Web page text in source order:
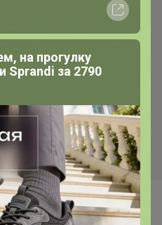
338р
Бумага для выпекания
коричн/белая, рул
на прогулку
Sprandi за 2790